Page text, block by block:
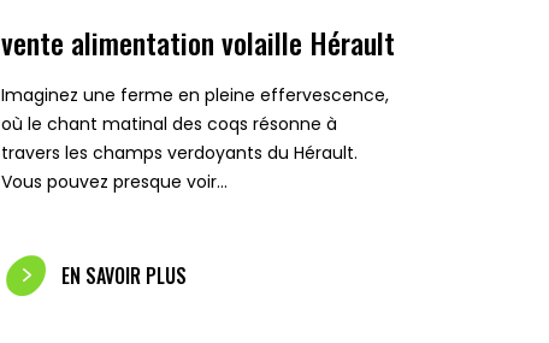
vente alimentation volaille Hérault
Imaginez une ferme en pleine effervescence,
où le chant matinal des coqs résonne à
travers les champs verdoyants du Hérault.
Vous pouvez presque voir…
EN SAVOIR PLUS